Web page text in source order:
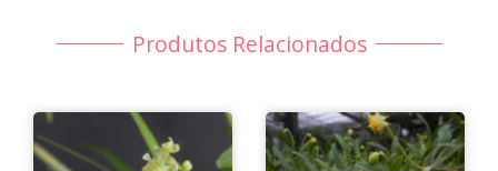
Produtos Relacionados